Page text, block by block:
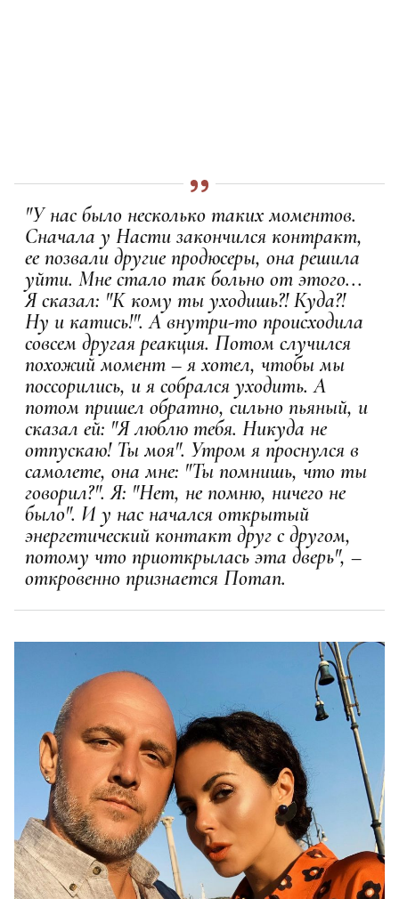
"У нас было несколько таких моментов.
Сначала у Насти закончился контракт,
ее позвали другие продюсеры, она решила
уйти. Мне стало так больно от этого...
Я сказал: "К кому ты уходишь?! Куда?!
Ну и катись!". А внутри-то происходила
совсем другая реакция. Потом случился
похожий момент – я хотел, чтобы мы
поссорились, и я собрался уходить. А
потом пришел обратно, сильно пьяный, и
сказал ей: "Я люблю тебя. Никуда не
отпускаю! Ты моя". Утром я проснулся в
самолете, она мне: "Ты помнишь, что ты
говорил?". Я: "Нет, не помню, ничего не
было". И у нас начался открытый
энергетический контакт друг с другом,
потому что приоткрылась эта дверь", –
откровенно признается Потап.